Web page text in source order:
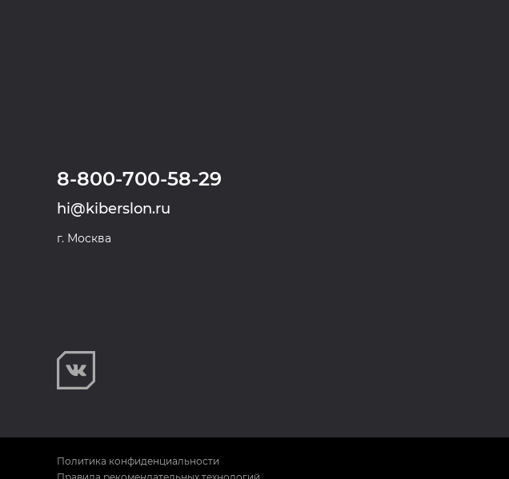
8-800-700-58-29
hi@kiberslon.ru
г. Москва
Политика конфиденциальности